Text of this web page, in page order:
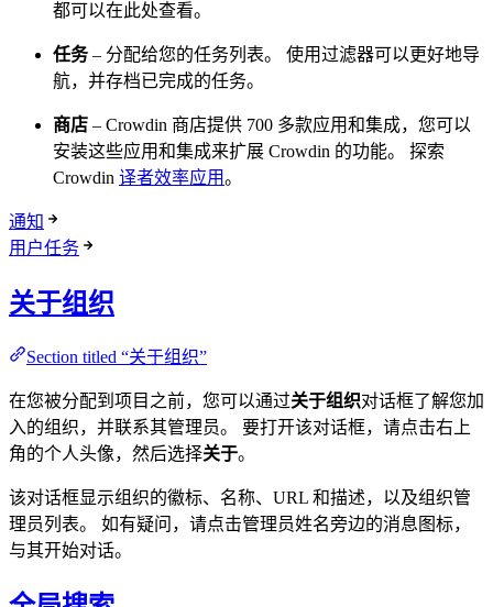
都可以在此处查看。
任务– 分配给您的任务列表。 使用过滤器可以更好地导
航，并存档已完成的任务。
商店 – Crowdin 商店提供 700 多款应用和集成，您可以
安装这些应用和集成来扩展 Crowdin 的功能。 探索
Crowdin 译者效率应用。
通知
用户任务
关于组织
Section titled “关于组织”
在您被分配到项目之前，您可以通过关于组织对话框了解您加
入的组织，并联系其管理员。 要打开该对话框，请点击右上
角的个人头像，然后选择关于。
该对话框显示组织的徽标、名称、URL 和描述，以及组织管
理员列表。 如有疑问，请点击管理员姓名旁边的消息图标，
与其开始对话。